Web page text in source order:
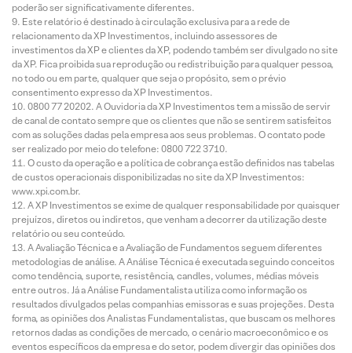
poderão ser significativamente diferentes.
Este relatório é destinado à circulação exclusiva para a rede de
relacionamento da XP Investimentos, incluindo assessores de
investimentos da XP e clientes da XP, podendo também ser divulgado no site
da XP. Fica proibida sua reprodução ou redistribuição para qualquer pessoa,
no todo ou em parte, qualquer que seja o propósito, sem o prévio
consentimento expresso da XP Investimentos.
0800 77 20202. A Ouvidoria da XP Investimentos tem a missão de servir
de canal de contato sempre que os clientes que não se sentirem satisfeitos
com as soluções dadas pela empresa aos seus problemas. O contato pode
ser realizado por meio do telefone: 0800 722 3710.
O custo da operação e a política de cobrança estão definidos nas tabelas
de custos operacionais disponibilizadas no site da XP Investimentos:
www.xpi.com.br.
A XP Investimentos se exime de qualquer responsabilidade por quaisquer
prejuízos, diretos ou indiretos, que venham a decorrer da utilização deste
relatório ou seu conteúdo.
A Avaliação Técnica e a Avaliação de Fundamentos seguem diferentes
metodologias de análise. A Análise Técnica é executada seguindo conceitos
como tendência, suporte, resistência, candles, volumes, médias móveis
entre outros. Já a Análise Fundamentalista utiliza como informação os
resultados divulgados pelas companhias emissoras e suas projeções. Desta
forma, as opiniões dos Analistas Fundamentalistas, que buscam os melhores
retornos dadas as condições de mercado, o cenário macroeconômico e os
eventos específicos da empresa e do setor, podem divergir das opiniões dos